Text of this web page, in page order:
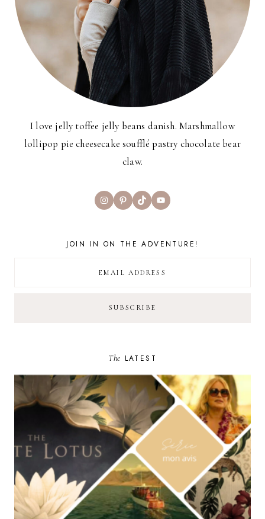
I love jelly toffee jelly beans danish. Marshmallow
lollipop pie cheesecake soufflé pastry chocolate bear
claw.
InstagramPinterest
TikTokYouTube
JOIN IN ON THE ADVENTURE!
The LATEST